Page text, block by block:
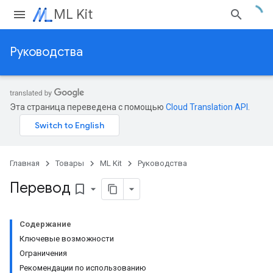
ML Kit
Руководства
Эта страница переведена с помощью Cloud Translation API
Главная Товары ML Kit Руководства
Перевод bookmark_border
Содержание
Ключевые возможности
Ограничения
Рекомендации по использованию